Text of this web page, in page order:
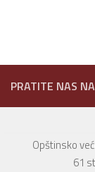
PRATITE NAS
Opštinsko
61